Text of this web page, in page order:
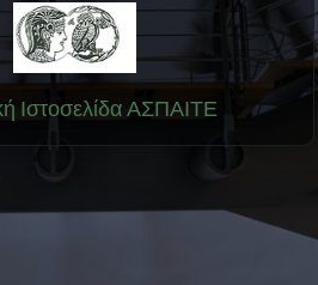
Ιστοσελίδα ΑΣΠΑΙΤΕ